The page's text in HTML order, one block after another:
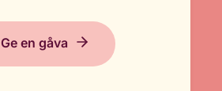
Ge en gåva